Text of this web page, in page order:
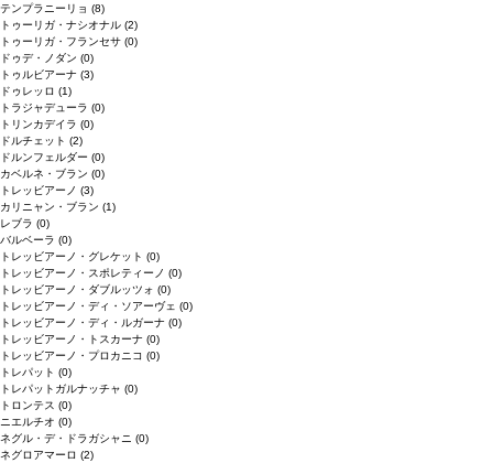
テンプラニーリョ (8)
トゥーリガ・ナシオナル (2)
トゥーリガ・フランセサ (0)
ドゥデ・ノダン (0)
トゥルビアーナ (3)
ドゥレッロ (1)
トラジャデューラ (0)
トリンカデイラ (0)
ドルチェット (2)
ドルンフェルダー (0)
カベルネ・ブラン (0)
トレッビアーノ (3)
カリニャン・ブラン (1)
レブラ (0)
バルベーラ (0)
トレッビアーノ・グレケット (0)
トレッビアーノ・スポレティーノ (0)
トレッビアーノ・ダブルッツォ (0)
トレッビアーノ・ディ・ソアーヴェ (0)
トレッビアーノ・ディ・ルガーナ (0)
トレッビアーノ・トスカーナ (0)
トレッビアーノ・プロカニコ (0)
トレパット (0)
トレパットガルナッチャ (0)
トロンテス (0)
ニエルチオ (0)
ネグル・デ・ドラガシャニ (0)
ネグロアマーロ (2)